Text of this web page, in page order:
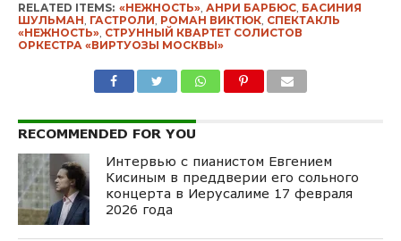
RELATED ITEMS: «НЕЖНОСТЬ», АНРИ БАРБЮС, БАСИНИЯ
ШУЛЬМАН, ГАСТРОЛИ, РОМАН ВИКТЮК, СПЕКТАКЛЬ
«НЕЖНОСТЬ», СТРУННЫЙ КВАРТЕТ СОЛИСТОВ
ОРКЕСТРА «ВИРТУОЗЫ МОСКВЫ»
RECOMMENDED FOR YOU
Интервью с пианистом Евгением
Кисиным в преддверии его сольного
концерта в Иерусалиме 17 февраля
2026 года